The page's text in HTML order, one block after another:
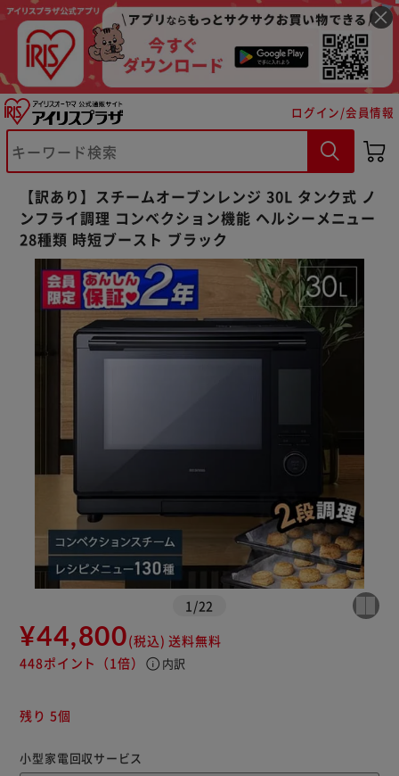
ログイン/会員情報
【訳あり】スチームオーブンレンジ 30L タンク式 ノ
ンフライ調理 コンベクション機能 ヘルシーメニュー
28種類 時短ブースト ブラック
1 /22
¥44,800(税込) 送料無料
448ポイント （1倍） info 内訳
小型家電回収サービス
残り 5個
※ご確認ください